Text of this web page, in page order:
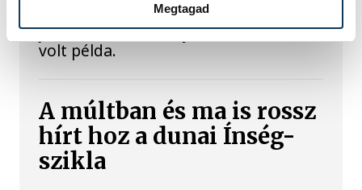
Megtagad
Egyesült Királyságban olyan száraz
júliust mértek, amilyenre 155 éve nem
volt példa.
A múltban és ma is rossz
hírt hoz a dunai Ínség-
szikla